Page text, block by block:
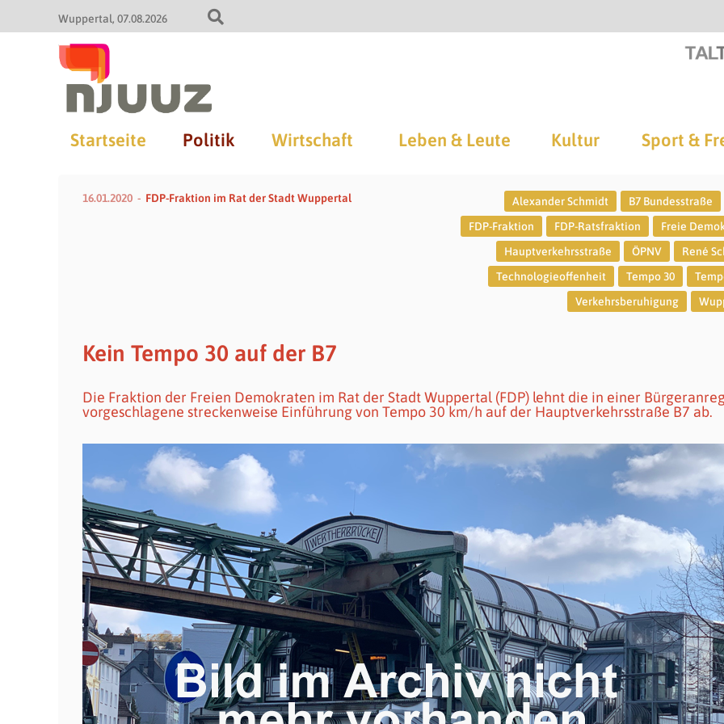
Wuppertal 07.08.2026
Startseite Politik Wirtschaft Leben & Leute Kultur Sport &
16.01.2020 FDP-Fraktion im Rat der Stadt Wuppertal Alexander Schmidt
B7 Bundesstraße
FDP-Fraktion
FDP-Ratsfraktion
Freie
Hauptverkehrsstraße
ÖPNV
René
Technologieoffenheit
Tempo 30
Verkehrsberuhigung
Kein Tempo 30 auf der B7
Die Fraktion der Freien Demokraten im Rat der Stadt Wuppertal (FDP) lehnt die in einer
vorgeschlagene streckenweise Einführung von Tempo 30 km/h auf der Hauptverkehrsstraße B7 ab.